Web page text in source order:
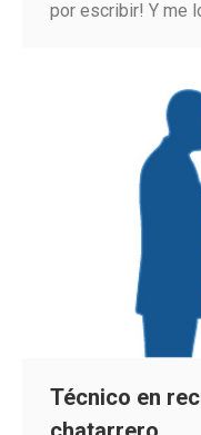
por escribir! Y me
Técnico en